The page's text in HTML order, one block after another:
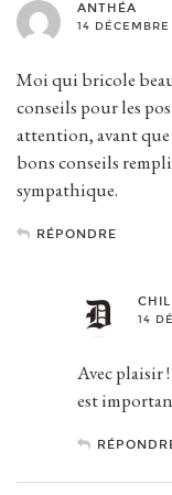
ANTHÉA
14
Moi qui bricole
conseils pour les
attention, avant que
bons conseils
sympathique.
RÉPONDRE
14
Avec plaisir
est